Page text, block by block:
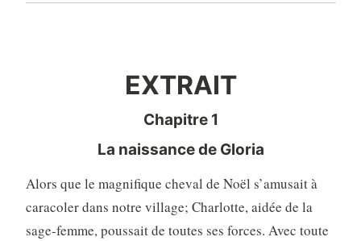
EXTRAIT
Chapitre 1
La naissance de Gloria
Alors que le magnifique cheval de Noël s’amusait à
caracoler dans notre village; Charlotte, aidée de la
sage-femme, poussait de toutes ses forces. Avec toute